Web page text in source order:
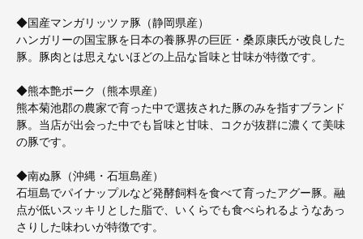
◆国産マンガリッツァ豚（静岡県産）
ハンガリーの国宝豚を日本の養豚界の巨匠・桑原康氏が改良した
豚。豚肉とは思えないほどの上品な旨味と甘味が特徴です。
◆熊本艶ポーク（熊本県産）
熊本菊池郡の農家で育った中で選抜された豚のみを指すブランド
豚。当店が出会った中でも旨味と甘味、コクが抜群に濃くて美味
の豚です。
◆南ぬ豚（沖縄・石垣島産）
石垣島でパイナップルなど発酵飼料を食べて育ったアグー豚。融
点が低いスッキリとした脂で、いくらでも食べられるようなあっ
さりした味わいが特徴です。